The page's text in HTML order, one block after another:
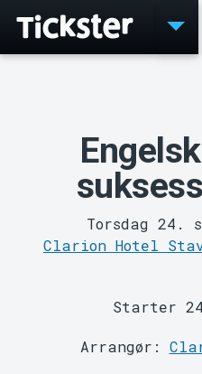
Torsdag 24.
Clarion Hotel
Starter
Arrangør: